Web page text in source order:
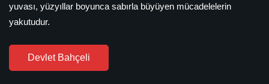
yuvası, yüzyıllar boyunca sabırla büyüyen mücadelelerin
yakutudur.
Devlet Bahçeli